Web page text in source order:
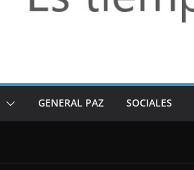
GENERAL PAZ SOCIALES